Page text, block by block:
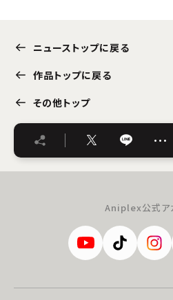
ニューストップに戻る
作品トップに戻る
その他トップ
…
Aniplex公式ア